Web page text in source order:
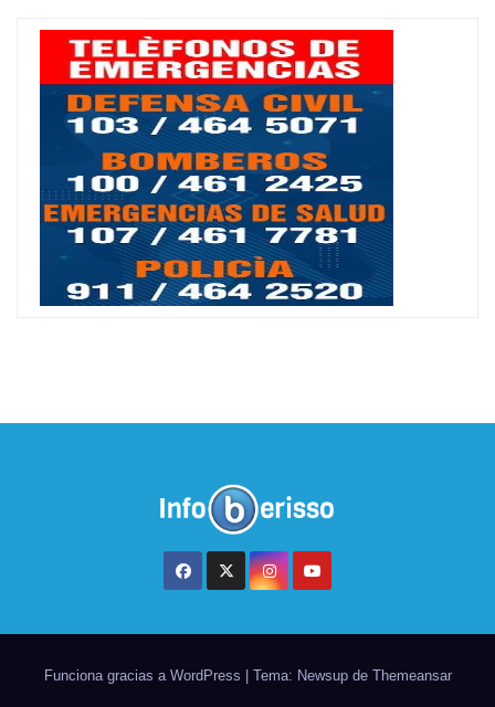
Funciona gracias a WordPress Tema: Newsup de Themeansar